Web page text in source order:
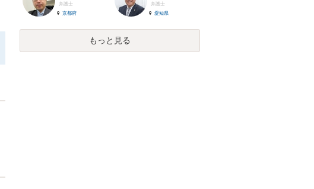
弁護士
京都府
弁護士
愛知県
もっと見る